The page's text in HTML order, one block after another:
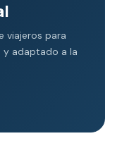
viajeros para
adaptado a la